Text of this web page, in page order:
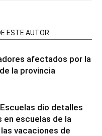
ESTE AUTOR
afectados por la
la provincia
dio detalles
en escuelas de la
vacaciones de